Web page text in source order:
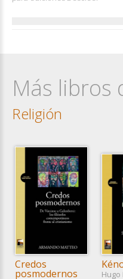
Más libros
Religión
Credos
posmodernos Hugo